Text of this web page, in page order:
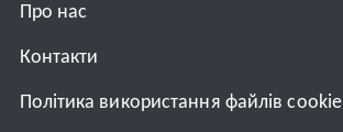
Про нас
Контакти
Політика використання файлів cookie